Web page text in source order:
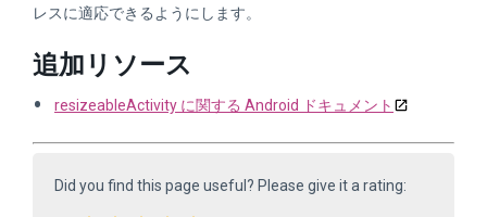
レスに適応できるようにします。
追加リソース
resizeableActivity に関する Android ドキュメント
Did you find this page useful? Please give it a rating: